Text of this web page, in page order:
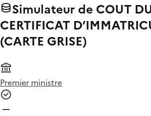
Simulateur de COUT
CERTIFICAT
(CARTE GRISE)
Premier ministre